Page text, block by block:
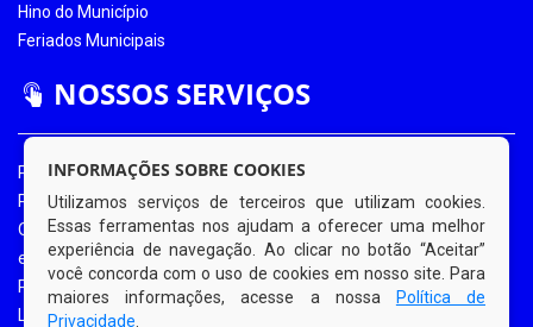
Hino do Município
Feriados Municipais
NOSSOS SERVIÇOS
Portal da Transparência
Portal da Transparência COVID-19
Ouvidoria Eletrônica
e-SIC
Processos de Licitação
Licitações em Andamento
INFORMAÇÕES SOBRE COOKIES
Utilizamos serviços de terceiros que utilizam cookies.
Essas ferramentas nos ajudam a oferecer uma melhor
experiência de navegação. Ao clicar no botão “Aceitar”
você concorda com o uso de cookies em nosso site. Para
maiores informações, acesse a nossa
Política de
Privacidade